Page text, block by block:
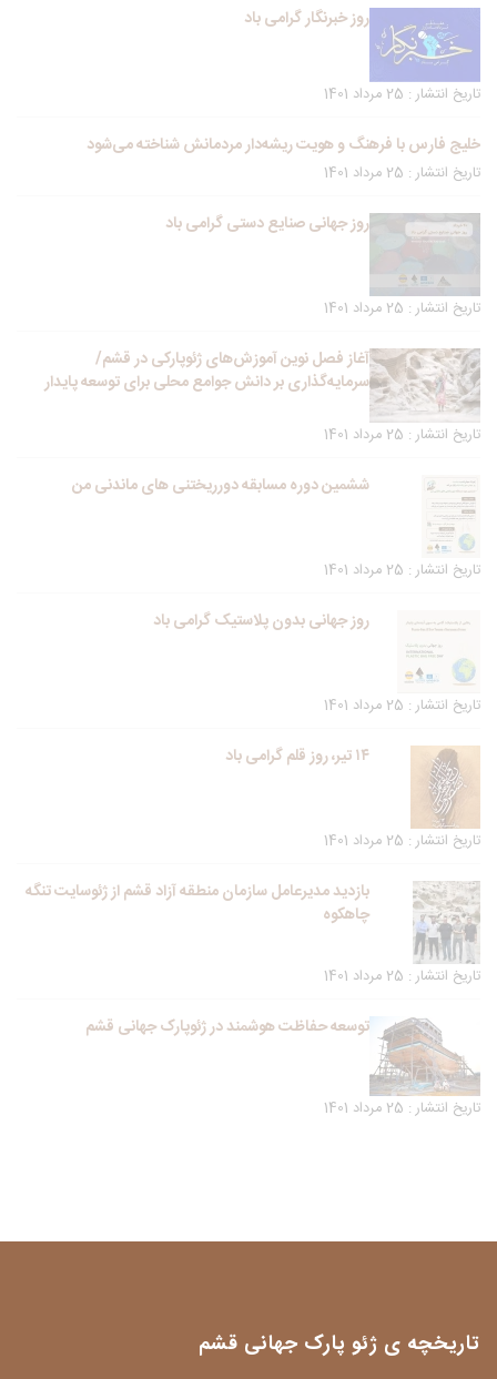
روز خبرنگار گرامی باد
تاریخ انتشار : 25 مرداد 1401
خلیج فارس با فرهنگ و هویت ریشه‌دار مردمانش شناخته می‌شود
تاریخ انتشار : 25 مرداد 1401
روز جهانی صنایع دستی گرامی باد
تاریخ انتشار : 25 مرداد 1401
آغاز فصل نوین آموزش‌های ژئوپارکی در قشم/
سرمایه‌گذاری بر دانش جوامع محلی برای توسعه پایدار
تاریخ انتشار : 25 مرداد 1401
ششمین دوره مسابقه دورریختنی های ماندنی من
تاریخ انتشار : 25 مرداد 1401
روز جهانی بدون پلاستیک گرامی باد
تاریخ انتشار : 25 مرداد 1401
۱۴ تیر، روز قلم گرامی باد
تاریخ انتشار : 25 مرداد 1401
بازدید مدیرعامل سازمان منطقه آزاد قشم از ژئوسایت تنگه
چاهکوه
تاریخ انتشار : 25 مرداد 1401
توسعه حفاظت هوشمند در ژئوپارک جهانی قشم
تاریخ انتشار : 25 مرداد 1401
تاریخچه ی ژئو پارک جهانی قشم